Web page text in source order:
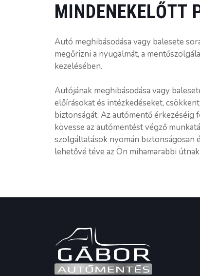
MINDENEKELŐTT
Autó meghibásodása vagy balesete
megőrizni a nyugalmát, a
kezelésében.
Autójának meghibásodása vagy
előírásokat és intézkedéseket,
biztonságát. Az autómentő
kövesse az autómentést végző
szolgáltatások nyomán biztonságosan
lehetővé téve az Ön mihamarabbi